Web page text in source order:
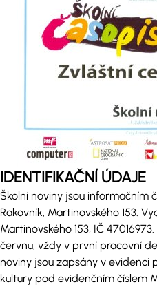
IDENTIFIKAČNÍ ÚDAJE
Školní noviny jsou informačním
Rakovník, Martinovského 153.
Martinovského 153, IČ
červnu, vždy v první pracovní
noviny jsou zapsány v evidenci
kultury pod evidenčním číslem